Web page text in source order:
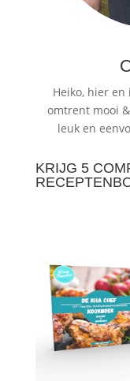
Heiko, hier
omtrent mooi
leuk en
KRIJG 5